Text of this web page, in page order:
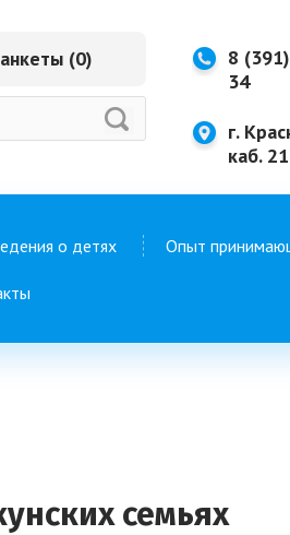
(0)
8
34
г.
каб.
о детях Опыт
семьях